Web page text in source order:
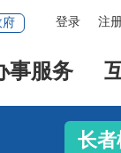
登录 注
府
事服务
长